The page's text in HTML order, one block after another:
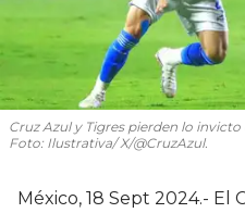
Cruz Azul y Tigres pierden lo
Foto: Ilustrativa/ X/@CruzAzul.
México, 18 Sept 2024.- El